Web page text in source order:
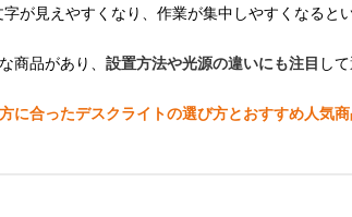
が見えやすくなり、作業が集中しやすくなると
商品があり、 設置方法や光源の違いにも注目 し
に合ったデスクライトの選び方とおすすめ人気